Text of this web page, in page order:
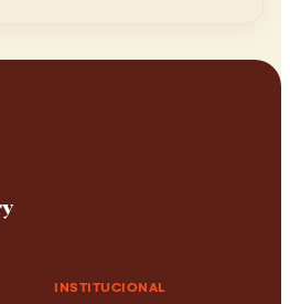
INSTITUCIONAL